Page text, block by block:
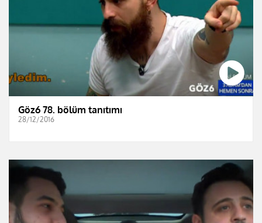
Göz6 78. bölüm tanıtımı
28/12/2016